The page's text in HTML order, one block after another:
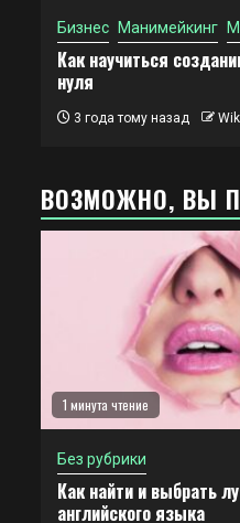
Бизнес Манимейкинг
Как научиться
нуля
3 года тому назад
ВОЗМОЖНО, ВЫ
1 минута чтение
Без рубрики
Как найти и выбрать
английского языка